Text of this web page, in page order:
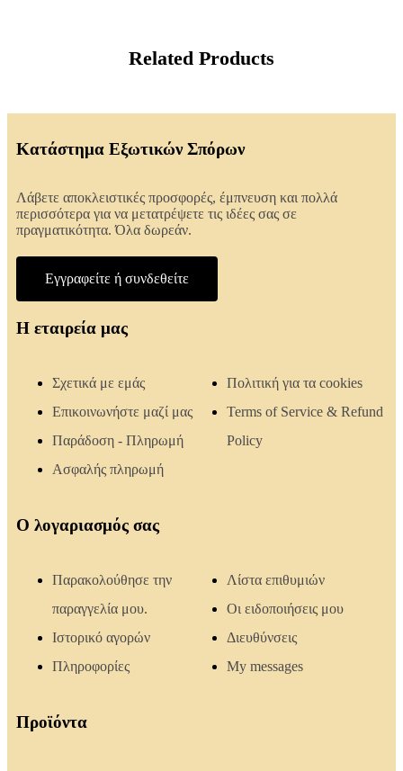
Related Products
Κατάστημα Εξωτικών Σπόρων
Λάβετε αποκλειστικές προσφορές, έμπνευση και πολλά
περισσότερα για να μετατρέψετε τις ιδέες σας σε
πραγματικότητα. Όλα δωρεάν.
Εγγραφείτε ή συνδεθείτε
Η εταιρεία μας
Σχετικά με εμάς
Επικοινωνήστε μαζί μας
Παράδοση - Πληρωμή
Ασφαλής πληρωμή
Πολιτική για τα cookies
Terms of Service & Refund
Policy
Ο λογαριασμός σας
Παρακολούθησε την
παραγγελία μου.
Ιστορικό αγορών
Πληροφορίες
Λίστα επιθυμιών
Οι ειδοποιήσεις μου
Διευθύνσεις
My messages
Προϊόντα